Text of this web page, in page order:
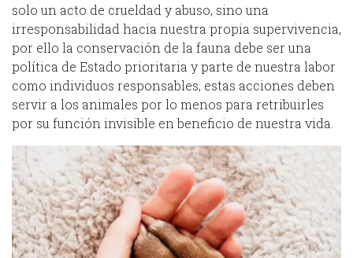
solo un acto de crueldad y abuso, sino una
irresponsabilidad hacia nuestra propia supervivencia,
por ello la conservación de la fauna debe ser una
política de Estado prioritaria y parte de nuestra labor
como individuos responsables, estas acciones deben
servir a los animales por lo menos para retribuirles
por su función invisible en beneficio de nuestra vida.